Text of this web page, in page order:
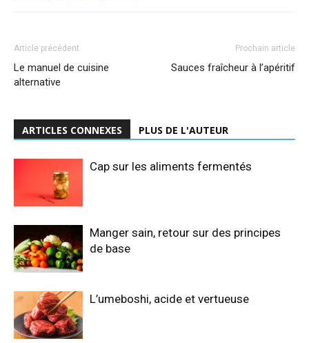
Article précédent
Le manuel de cuisine
alternative
Prochain article
Sauces fraîcheur à l’apéritif
ARTICLES CONNEXES PLUS DE L'AUTEUR
Cap sur les aliments fermentés
Manger sain, retour sur des principes
de base
L’umeboshi, acide et vertueuse